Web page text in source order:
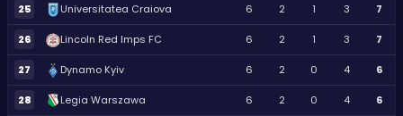
25 Universitatea Craiova 6 2 1 3 7
26 Lincoln Red Imps FC 6 2 1 3 7
27 Dynamo Kyiv 6 2 0 4 6
28 Legia Warszawa 6 2 0 4 6